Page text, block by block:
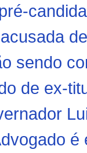
sendo
de ex-